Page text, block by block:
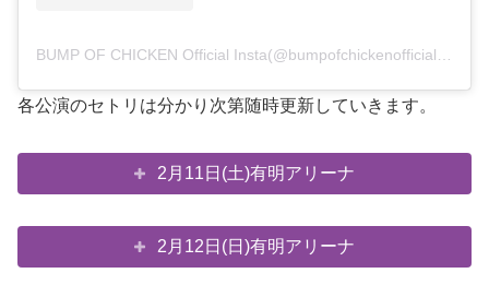
BUMP OF CHICKEN Official Insta(@bumpofchickenofficial)がシェアした投稿
各公演のセトリは分かり次第随時更新していきます。
2月11日(土)有明アリーナ
2月12日(日)有明アリーナ